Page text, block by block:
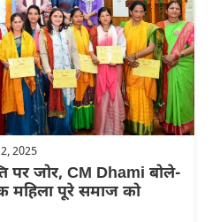
2025
पर जोर, CM Dhami बोले-
पूरे समाज को